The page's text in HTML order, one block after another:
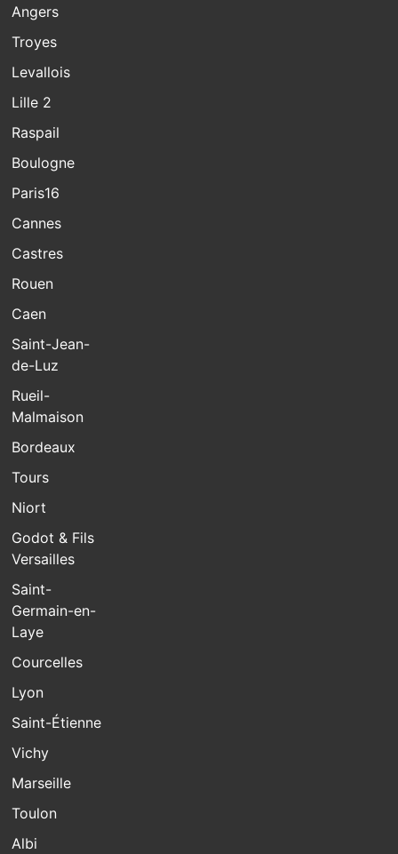
Angers
Troyes
Levallois
Lille 2
Raspail
Boulogne
Paris16
Cannes
Castres
Rouen
Caen
Saint-Jean-
de-Luz
Rueil-
Malmaison
Bordeaux
Tours
Niort
Godot & Fils
Versailles
Saint-
Germain-en-
Laye
Courcelles
Lyon
Saint-Étienne
Vichy
Marseille
Toulon
Albi